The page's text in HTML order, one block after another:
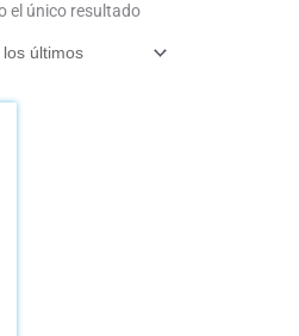
el único resultado